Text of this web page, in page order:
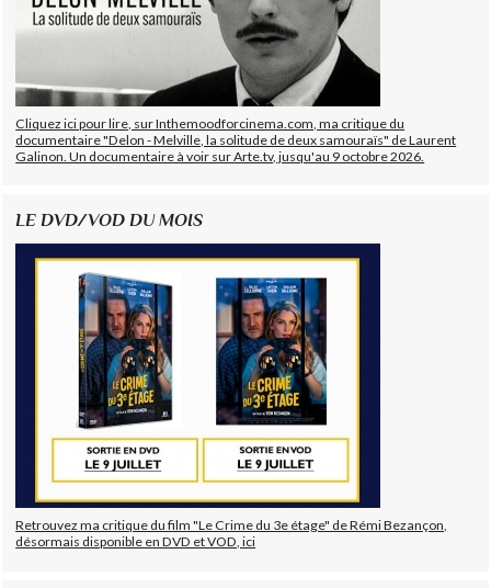
Cliquez ici pour lire, sur Inthemoodforcinema.com, ma critique du
documentaire "Delon - Melville, la solitude de deux samouraïs" de Laurent
Galinon. Un documentaire à voir sur Arte.tv, jusqu'au 9 octobre 2026.
LE DVD/VOD DU MOIS
Retrouvez ma critique du film "Le Crime du 3e étage" de Rémi Bezançon,
désormais disponible en DVD et VOD, ici